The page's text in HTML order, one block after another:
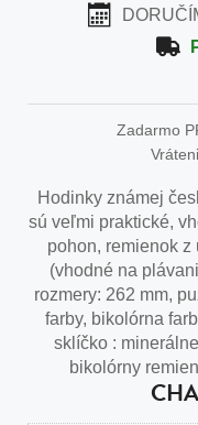
Zadarmo
Hodinky známej
sú veľmi praktické,
pohon, remienok
(vhodné na
rozmery: 262 mm,
farby, bikolórna
sklíčko :
bikolórny